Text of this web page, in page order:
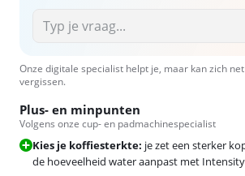
Onze digitale specialist helpt je, maar kan zich
vergissen.
Plus- en minpunten
Volgens onze cup- en padmachinespecialist
Kies je koffiesterkte: je zet een sterker
de hoeveelheid water aanpast met